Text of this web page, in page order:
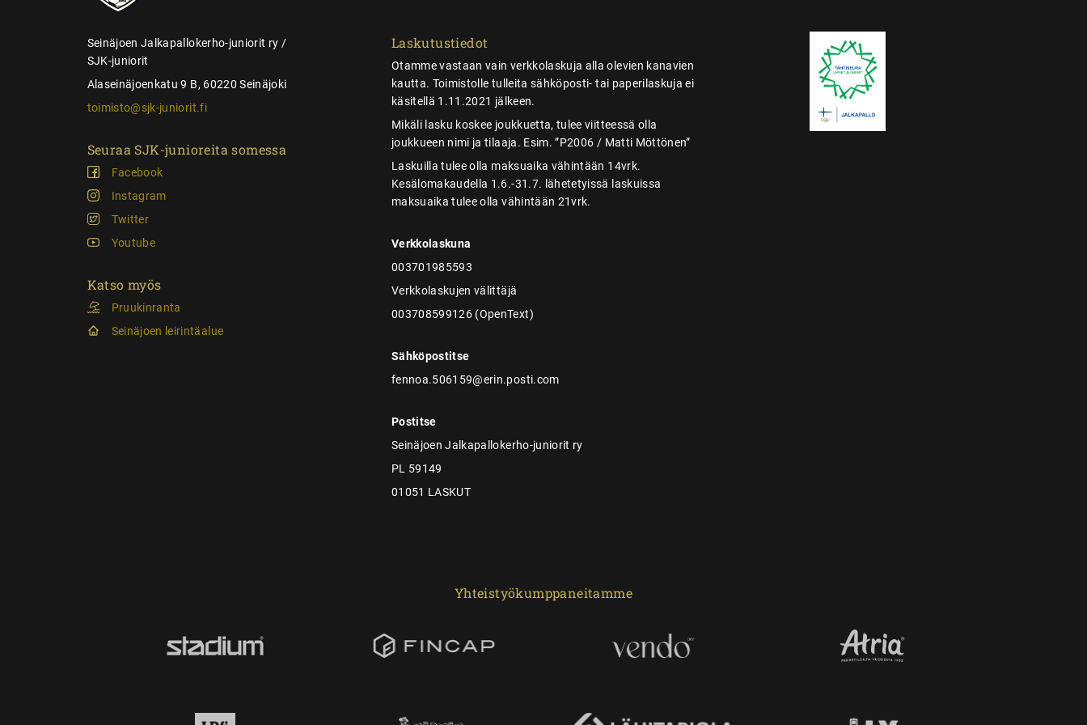
Seinäjoen Jalkapallokerho-juniorit ry /
SJK-juniorit
Alaseinäjoenkatu 9 B, 60220 Seinäjoki
toimisto@sjk-juniorit.fi
Seuraa SJK-junioreita somessa
Facebook
Instagram
Twitter
Youtube
Katso myös
Pruukinranta
Seinäjoen leirintäalue
Laskutustiedot
Otamme vastaan vain verkkolaskuja alla olevien kanavien
kautta. Toimistolle tulleita sähköposti- tai paperilaskuja ei
käsitellä 1.11.2021 jälkeen.
Mikäli lasku koskee joukkuetta, tulee viitteessä olla
joukkueen nimi ja tilaaja. Esim. ”P2006 / Matti Möttönen”
Laskuilla tulee olla maksuaika vähintään 14vrk.
Kesälomakaudella 1.6.-31.7. lähetetyissä laskuissa
maksuaika tulee olla vähintään 21vrk.
Verkkolaskuna
003701985593
Verkkolaskujen välittäjä
003708599126 (OpenText)
Sähköpostitse
fennoa.506159@erin.posti.com
Postitse
Seinäjoen Jalkapallokerho-juniorit ry
PL 59149
01051 LASKUT
Yhteistyökumppaneitamme